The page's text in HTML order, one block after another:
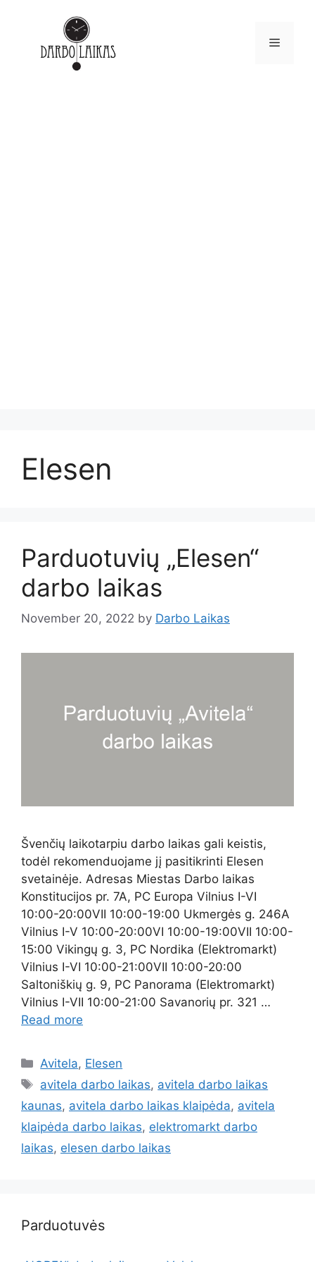
Elesen
Parduotuvių „Elesen“
darbo laikas
November 20, 2022 by Darbo Laikas
Švenčių laikotarpiu darbo laikas gali keistis,
todėl rekomenduojame jį pasitikrinti Elesen
svetainėje. Adresas Miestas Darbo laikas
Konstitucijos pr. 7A, PC Europa Vilnius I-VI
10:00-20:00VII 10:00-19:00 Ukmergės g. 246A
Vilnius I-V 10:00-20:00VI 10:00-19:00VII 10:00-
15:00 Vikingų g. 3, PC Nordika (Elektromarkt)
Vilnius I-VI 10:00-21:00VII 10:00-20:00
Saltoniškių g. 9, PC Panorama (Elektromarkt)
Vilnius I-VII 10:00-21:00 Savanorių pr. 321 …
Read more
Avitela, Elesen
avitela darbo laikas, avitela darbo laikas
kaunas, avitela darbo laikas klaipėda, avitela
klaipėda darbo laikas, elektromarkt darbo
laikas, elesen darbo laikas
Parduotuvės